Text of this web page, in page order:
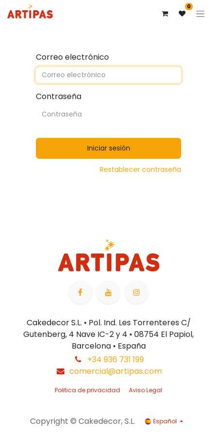
0
Correo electrónico
Contraseña
Iniciar sesión
Restablecer contraseña
Cakedecor S.L. • Pol. Ind. Les Torrenteres C/
Gutenberg, 4 Nave IC-2 y 4 • 08754 El Papiol,
Barcelona • España
+34 936 731 199
comercial@artipas.com
Politica de privacidad Aviso Legal
Copyright © Cakedecor, S.L. Español